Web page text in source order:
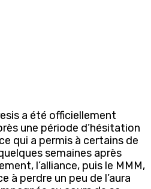
a été officiellement
une période d’hésitation
qui a permis à certains de
semaines après
l’alliance, puis le MMM,
à perdre un peu de l’aura